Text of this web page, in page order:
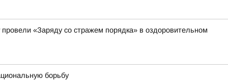
«Заряду со стражем порядка» в оздоровительном
борьбу